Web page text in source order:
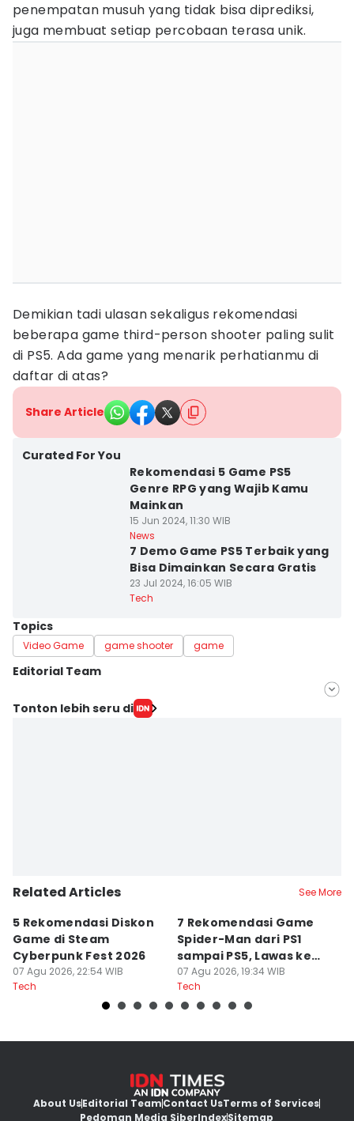
penempatan musuh yang tidak bisa diprediksi,
juga membuat setiap percobaan terasa unik.
Demikian tadi ulasan sekaligus rekomendasi
beberapa game third-person shooter paling sulit
di PS5. Ada game yang menarik perhatianmu di
daftar di atas?
Share Article
Curated For You
Rekomendasi 5 Game PS5
Genre RPG yang Wajib Kamu
Mainkan
15 Jun 2024, 11:30 WIB
News
7 Demo Game PS5 Terbaik yang
Bisa Dimainkan Secara Gratis
23 Jul 2024, 16:05 WIB
Tech
Topics
Video Game game shooter game
Editorial Team
Editor
Tonton lebih seru di
Related Articles See More
5 Rekomendasi Diskon
Game di Steam
Cyberpunk Fest 2026
07 Agu 2026, 22:54 WIB
Tech
7 Rekomendasi Game
Spider-Man dari PS1
sampai PS5, Lawas ke
Modern
07 Agu 2026, 19:34 WIB
Tech
About UsEditorial TeamContact UsTerms of Services
Pedoman Media SiberIndexSitemap